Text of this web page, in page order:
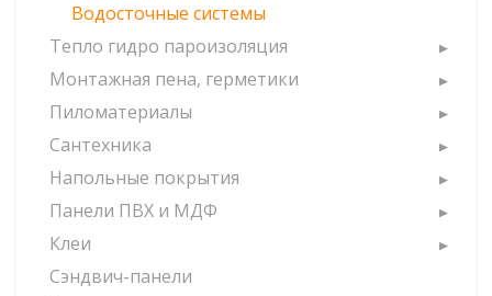
Водосточные системы
Тепло гидро пароизоляция
Монтажная пена, герметики
Пиломатериалы
Сантехника
Напольные покрытия
Панели ПВХ и МДФ
Клеи
Сэндвич-панели